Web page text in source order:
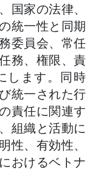
国家の法律、
統一性と同期
委員会、常任
務、権限、責
します。同時
統一された行
責任に関連す
組織と活動に
性、有効性、
おけるベトナ